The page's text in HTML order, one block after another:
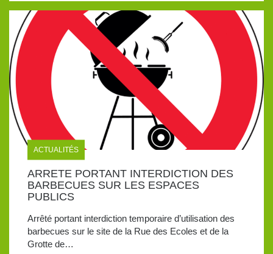
ACTUALITÉS
ARRETE PORTANT INTERDICTION DES
BARBECUES SUR LES ESPACES
PUBLICS
Arrêté portant interdiction temporaire d’utilisation des
barbecues sur le site de la Rue des Ecoles et de la
Grotte de…